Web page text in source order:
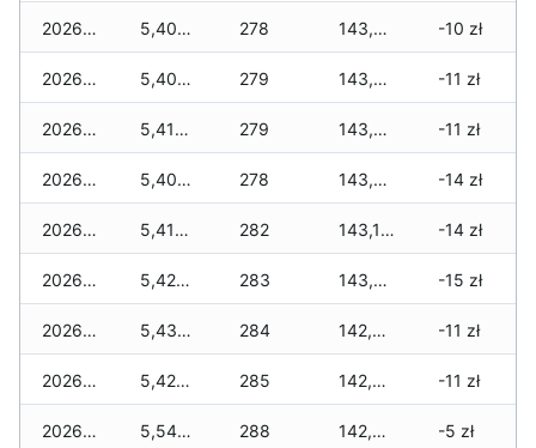
2026-04-20 5,400 zł 278 143,690 zł -10 zł
2026-04-19 5,400 zł 279 143,620 zł -11 zł
2026-04-18 5,410 zł 279 143,400 zł -11 zł
2026-04-17 5,400 zł 278 143,260 zł -14 zł
2026-04-16 5,410 zł 282 143,190 zł -14 zł
2026-04-15 5,420 zł 283 143,070 zł -15 zł
2026-04-14 5,430 zł 284 142,880 zł -11 zł
2026-04-13 5,420 zł 285 142,780 zł -11 zł
2026-04-12 5,540 zł 288 142,560 zł -5 zł